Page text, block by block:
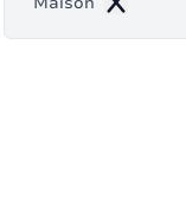
Remove